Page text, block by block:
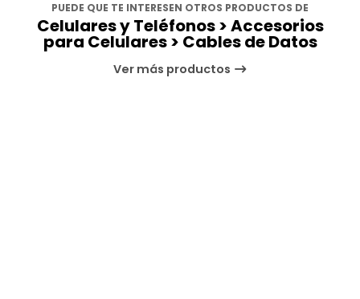
PUEDE QUE TE INTERESEN OTROS PRODUCTOS DE
Celulares y Teléfonos > Accesorios
para Celulares > Cables de Datos
Ver más productos